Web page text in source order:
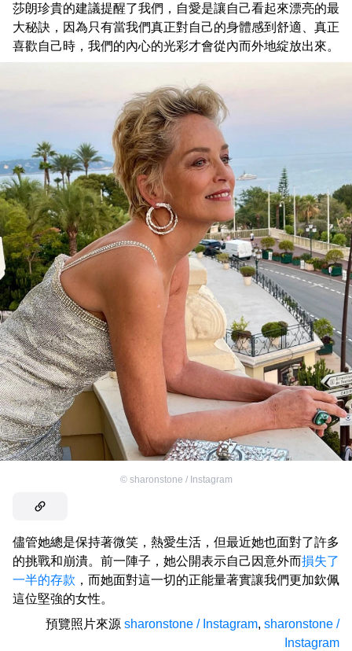
莎朗珍貴的建議提醒了我們，自愛是讓自己看起來漂亮的最
大秘訣，因為只有當我們真正對自己的身體感到舒適、真正
喜歡自己時，我們的內心的光彩才會從內而外地綻放出來。
© sharonstone / Instagram
儘管她總是保持著微笑，熱愛生活，但最近她也面對了許多
的挑戰和崩潰。前一陣子，她公開表示自己因意外而損失了
一半的存款 ，而她面對這一切的正能量著實讓我們更加欽佩
這位堅強的女性。
預覽照片來源 sharonstone / Instagram, sharonstone /
Instagram